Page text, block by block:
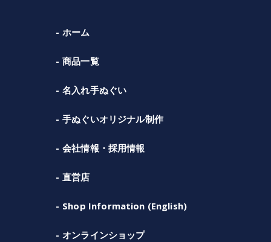
ホーム
商品一覧
名入れ手ぬぐい
手ぬぐいオリジナル制作
会社情報・採用情報
直営店
Shop Information (English)
オンラインショップ